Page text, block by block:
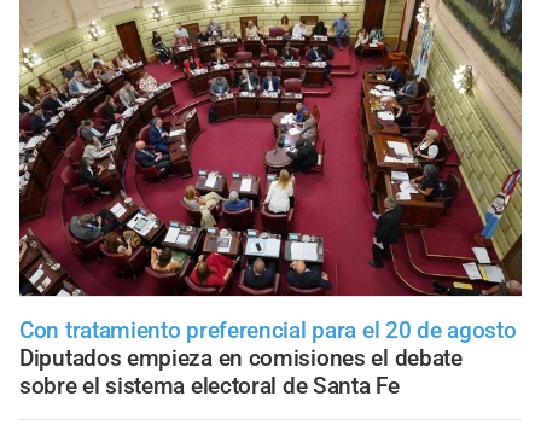
Con tratamiento preferencial para el 20 de agosto
Diputados empieza en comisiones el debate
sobre el sistema electoral de Santa Fe